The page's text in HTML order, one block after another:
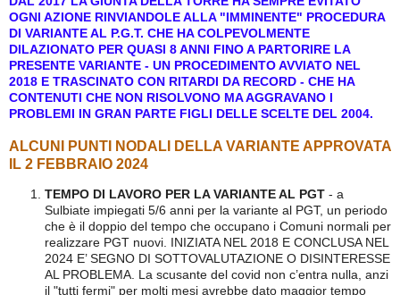
OGNI AZIONE RINVIANDOLE ALLA "IMMINENTE" PROCEDURA
DI VARIANTE AL P.G.T. CHE HA COLPEVOLMENTE
DILAZIONATO PER QUASI 8 ANNI FINO A PARTORIRE LA
PRESENTE VARIANTE - UN PROCEDIMENTO AVVIATO NEL
2018 E TRASCINATO CON RITARDI DA RECORD - CHE HA
CONTENUTI CHE NON RISOLVONO MA AGGRAVANO I
PROBLEMI IN GRAN PARTE FIGLI DELLE SCELTE DEL 2004.
ALCUNI PUNTI NODALI DELLA VARIANTE APPROVATA
IL 2 FEBBRAIO 2024
TEMPO DI LAVORO PER LA VARIANTE AL PGT - a
Sulbiate impiegati 5/6 anni per la variante al PGT, un periodo
che è il doppio del tempo che occupano i Comuni normali per
realizzare PGT nuovi. INIZIATA NEL 2018 E CONCLUSA NEL
2024 E’ SEGNO DI SOTTOVALUTAZIONE O DISINTERESSE
AL PROBLEMA. La scusante del covid non c’entra nulla, anzi
il "tutti fermi" per molti mesi avrebbe dato maggior tempo